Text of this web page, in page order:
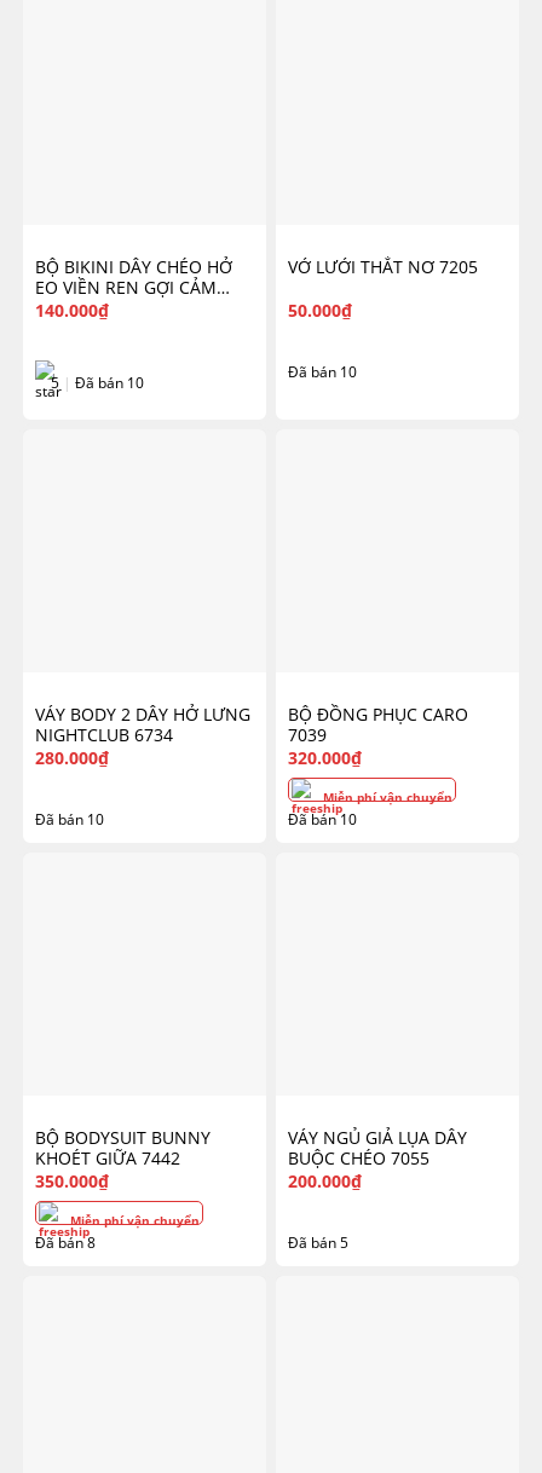
BỘ BIKINI DÂY CHÉO HỞ
EO VIỀN REN GỢI CẢM
6612
140.000₫
5 | Đã bán 10
VỚ LƯỚI THẮT NƠ 7205
50.000₫
Đã bán 10
VÁY BODY 2 DÂY HỞ LƯNG
NIGHTCLUB 6734
280.000₫
Đã bán 10
BỘ ĐỒNG PHỤC CARO
7039
320.000₫
Miễn phí vận chuyển
Đã bán 10
BỘ BODYSUIT BUNNY
KHOÉT GIỮA 7442
350.000₫
Miễn phí vận chuyển
Đã bán 8
VÁY NGỦ GIẢ LỤA DÂY
BUỘC CHÉO 7055
200.000₫
Đã bán 5